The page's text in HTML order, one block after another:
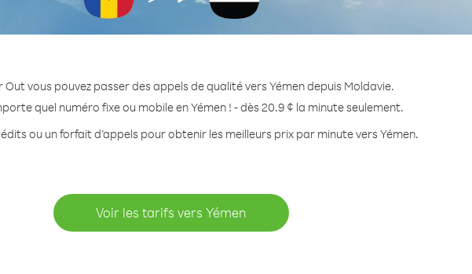
Out vous pouvez passer des appels de qualité vers Yémen depuis Moldavie.
quel numéro fixe ou mobile en Yémen ! - dès 20.9 ¢ la minute seulement.
ou un forfait d’appels pour obtenir les meilleurs prix par minute vers Yémen.
Voir les tarifs vers Yémen